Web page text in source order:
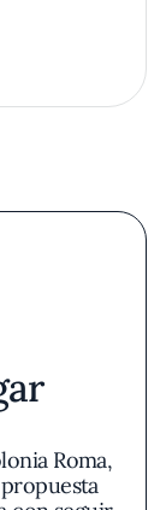
Roma,